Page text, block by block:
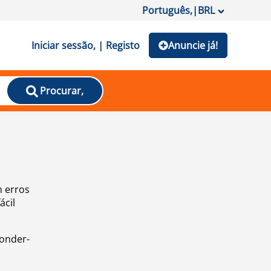
Português,|BRL
Iniciar sessão, | Registo Anuncie já!
Procurar,
erros